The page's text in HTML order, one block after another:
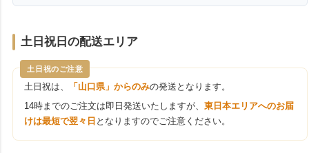
土日祝日の配送エリア
土日祝のご注意
土日祝は、 「山口県」からのみの発送となります。
14時までのご注文は即日発送いたしますが、東日本エリアへのお届
けは最短で翌々日 となりますのでご注意ください。